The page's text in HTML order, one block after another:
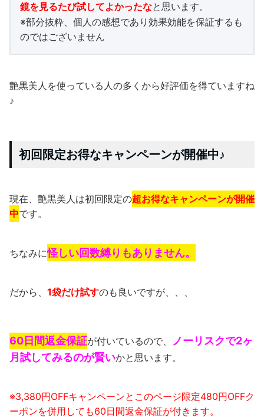
鏡を見るたび試してよかったなと思います。
※部分抜粋、個人の感想であり効果効能を保証するも
のではございません
艶黒美人を使っている人の多くから好評価を得ていますね
♪
初回限定お得なキャンペーンが開催中♪
現在、艶黒美人は初回限定の超お得なキャンペーンが開催
中です。
ちなみに怪しい回数縛りもありません。
だから、 1袋だけ試すのも良いですが、、、
60日間返金保証が付いているので、
ノーリスクで2ヶ
月試してみるのが賢いかと思います。
※3,380円OFFキャンペーンとこのページ限定480円OFFク
ーポンを併用しても60日間返金保証が付きます。